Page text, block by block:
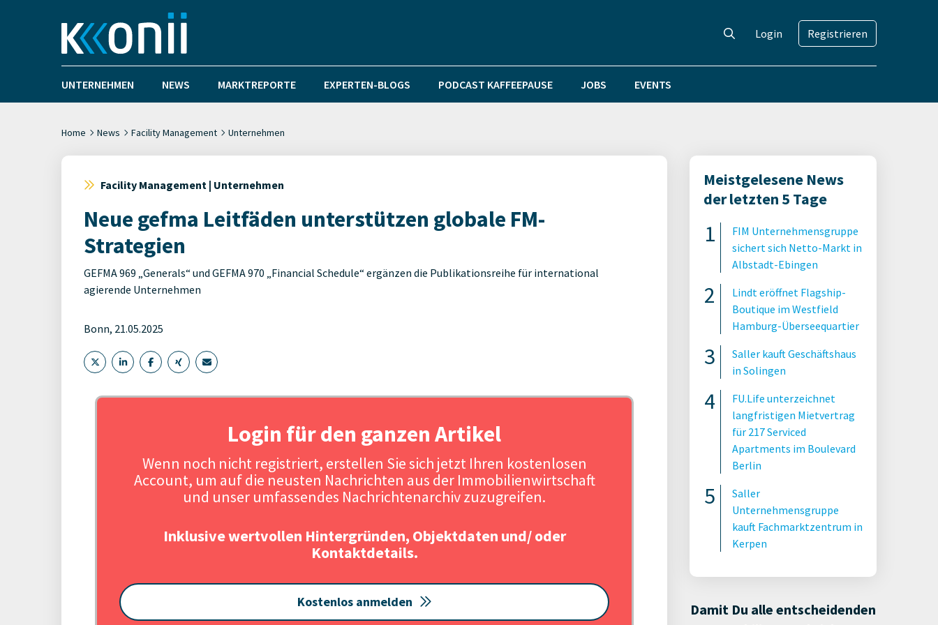
Login Registrieren
UNTERNEHMEN NEWS MARKTREPORTE EXPERTEN-BLOGS PODCAST KAFFEEPAUSE JOBS EVENTS
Home News Facility Management Unternehmen
Facility Management | Unternehmen
Neue gefma Leitfäden unterstützen globale FM-
Strategien
GEFMA 969 „Generals“ und GEFMA 970 „Financial Schedule“ ergänzen die Publikationsreihe für international
agierende Unternehmen
Bonn, 21.05.2025
Login für den ganzen Artikel
Wenn noch nicht registriert, erstellen Sie sich jetzt Ihren kostenlosen
Account, um auf die neusten Nachrichten aus der Immobilienwirtschaft
und unser umfassendes Nachrichtenarchiv zuzugreifen.
Inklusive wertvollen Hintergründen, Objektdaten und/ oder
Kontaktdetails.
Kostenlos anmelden
Meistgelesene News
der letzten 5 Tage
FIM Unternehmensgruppe
sichert sich Netto-Markt in
Albstadt-Ebingen
Lindt eröffnet Flagship-
Boutique im Westfield
Hamburg-Überseequartier
Saller kauft Geschäftshaus
in Solingen
FU.Life unterzeichnet
langfristigen Mietvertrag
für 217 Serviced
Apartments im Boulevard
Berlin
Saller
Unternehmensgruppe
kauft Fachmarktzentrum in
Kerpen
Damit Du alle entscheidenden